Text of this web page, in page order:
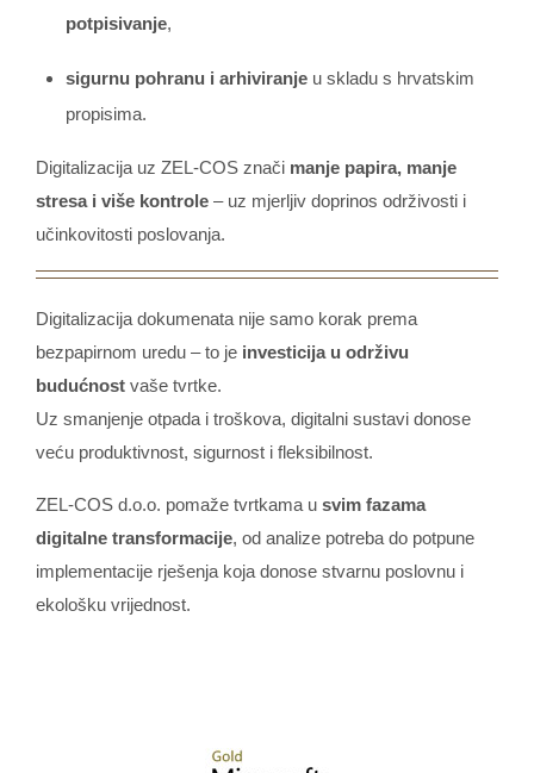
potpisivanje,
sigurnu pohranu i arhiviranje u skladu s hrvatskim
propisima.
Digitalizacija uz ZEL-COS znači manje papira, manje
stresa i više kontrole – uz mjerljiv doprinos održivosti i
učinkovitosti poslovanja.
Digitalizacija dokumenata nije samo korak prema
bezpapirnom uredu – to je investicija u održivu
budućnost vaše tvrtke.
Uz smanjenje otpada i troškova, digitalni sustavi donose
veću produktivnost, sigurnost i fleksibilnost.
ZEL-COS d.o.o. pomaže tvrtkama u svim fazama
digitalne transformacije, od analize potreba do potpune
implementacije rješenja koja donose stvarnu poslovnu i
ekološku vrijednost.